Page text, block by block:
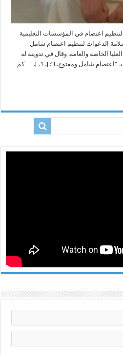
اعتصام في المؤسسات التعليمية
الدعوات لتنظيم اعتصام شامل
الخاصة والعامة. وقال في تدوينة له
على صفحته على فيسبوك عنونها بـ “اعتصام شامل ومفتوح..!”: [. 1. ]. … كم